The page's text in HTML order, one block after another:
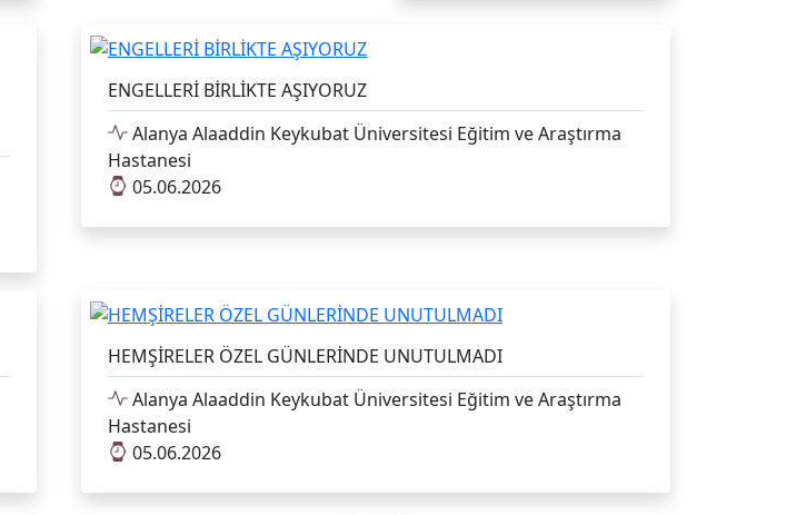
ENGELLERİ BİRLİKTE AŞIYORUZ
Alanya Alaaddin Keykubat Üniversitesi Eğitim ve Araştırma
Hastanesi
05.06.2026
HEMŞİRELER ÖZEL GÜNLERİNDE UNUTULMADI
Alanya Alaaddin Keykubat Üniversitesi Eğitim ve Araştırma
Hastanesi
05.06.2026